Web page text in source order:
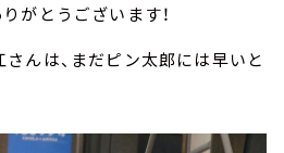
がとうございます！
んは、まだピン太郎には早いと